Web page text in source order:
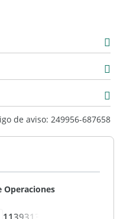
de aviso: 249956-687658
Operaciones
1139313